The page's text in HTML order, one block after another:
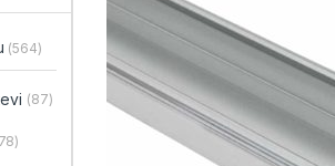
(564)
(87)